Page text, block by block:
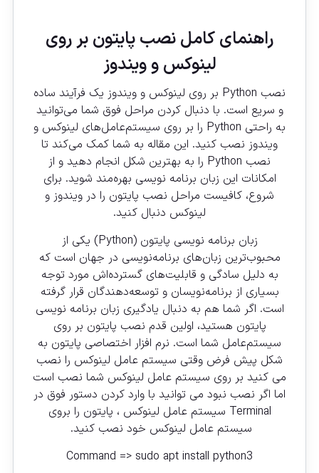
راهنمای کامل نصب پایتون بر روی
لینوکس و ویندوز
نصب Python بر روی لینوکس و ویندوز یک فرآیند ساده
و سریع است. با دنبال کردن مراحل فوق شما می‌توانید
به راحتی Python را بر روی سیستم‌عامل‌های لینوکس و
ویندوز نصب کنید. این مقاله به شما کمک می‌کند تا
نصب Python را به بهترین شکل انجام دهید و از
امکانات این زبان برنامه نویسی بهره‌مند شوید. برای
شروع، کافیست مراحل نصب پایتون را در ویندوز و
لینوکس دنبال کنید.
زبان برنامه نویسی پایتون (Python) یکی از
محبوب‌ترین زبان‌های برنامه‌نویسی در جهان است که
به دلیل سادگی و قابلیت‌های گسترده‌اش مورد توجه
بسیاری از برنامه‌نویسان و توسعه‌دهندگان قرار گرفته
است. اگر شما هم به دنبال یادگیری زبان برنامه نویسی
پایتون هستید، اولین قدم نصب پایتون بر روی
سیستم‌عامل شما است. نرم افزار اختصاصی پایتون به
شکل پیش فرض وقتی سیستم عامل لینوکس را نصب
می کنید بر روی سیستم عامل لینوکس شما نصب است
اما اگر نصب نبود می توانید با وارد کردن دستور فوق در
Terminal سیستم عامل لینوکس ، پایتون را بروی
سیستم عامل لینوکس خود نصب کنید.
Command => sudo apt install python3